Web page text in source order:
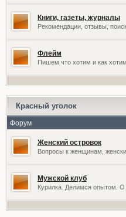
Книги, газеты, журналы
Рекомендации, отзывы,
Флейм
Пишем что хотим и как
Красный уголок
Форум
Женский островок
Вопросы к женщинам,
Мужской клуб
Курилка. Делимся опытом. О